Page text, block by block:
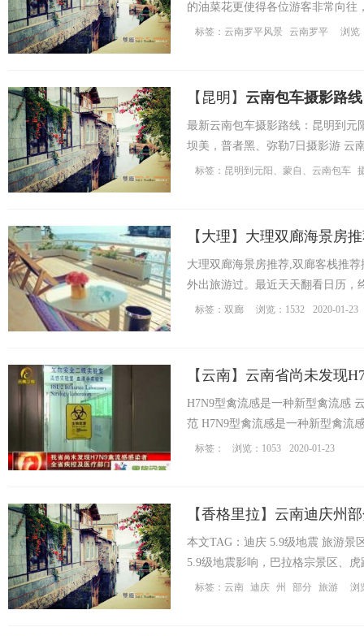
际
的油菜花更使得各位游客非常向
标签： 云南罗平风景 云南罗平 浏览
【 昆明 】 云南包车摄影路线
最新云南包车摄影路线：昆明到元
坝美，普者黑、弥勒7日摄影游 云
专为摄影爱好者设计的摄 ...
标签： 昆明到元阳、蒙自、云南包车
【 大理 】 大理双廊海景房
大理双廊海景房推荐,双廊客栈推
外出旅游过。最近天天翻看日历，
标签： 双廊 浏览：1532 2020-01-23
【 云南】 云南省尚未发现
H7N9型禽流感是一种新型禽流感
范 H7N9型禽流感是一种新型禽流
标签： 浏览：1053 2020-01-23
【香格里拉 】 云南迪庆州
本文TAG：迪庆 5.9级地震 旅游景
5.9级地震影响，巴拉格宗景区、
标签： 云南 迪庆 州 部分 旅游 浏